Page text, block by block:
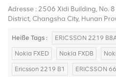
Adresse : 2506 Xidi Building, No.
District, Changsha City, Hunan
Heiße Tags : ERICSSON 2219
Nokia FXED Nokia FXDB
Ericsson 2219 B1 ERICSSON